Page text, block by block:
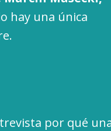
hay una única
por qué